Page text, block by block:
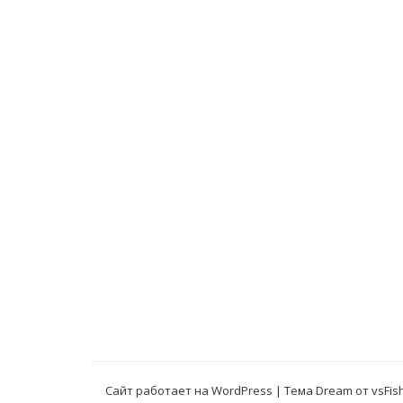
Сайт работает на WordPress | Тема Dream от